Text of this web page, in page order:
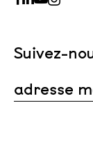
Suivez-
adresse